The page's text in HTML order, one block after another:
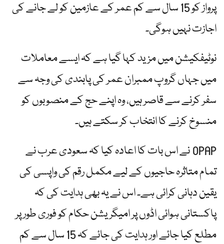
پرواز کو 15 سال سے کم عمر کے عازمین کو لے جانے کی
اجازت نہیں ہوگی۔
نوٹیفکیشن میں مزید کہا گیا ہے کہ ایسے معاملات
میں جہاں گروپ ممبران عمر کی پابندی کی وجہ سے
سفر کرنے سے قاصر ہیں، وہ اپنے حج کے منصوبوں کو
منسوخ کرنے کا انتخاب کر سکتے ہیں۔
OPAP نے اس بات کا اعادہ کیا کہ سعودی عرب نے
تمام متاثرہ حاجیوں کے لیے مکمل رقم کی واپسی کی
یقین دہانی کرائی ہے۔ اس نے یہ بھی ہدایت کی کہ
پاکستانی ہوائی اڈوں پر امیگریشن حکام کو فوری طور پر
مطلع کیا جائے اور ہدایت کی جائے کہ 15 سال سے کم